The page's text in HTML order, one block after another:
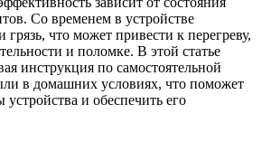
Со временем в устройстве
что может привести к перегреву,
и поломке. В этой статье
инструкция по самостоятельной
в домашних условиях, что поможет
и обеспечить его